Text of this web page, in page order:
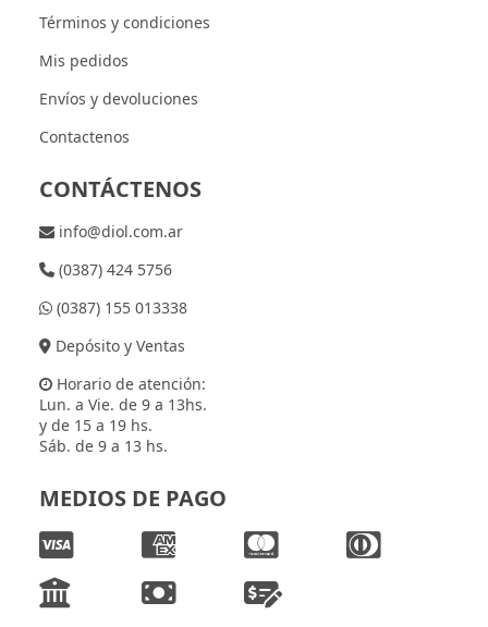
Términos y condiciones
Mis pedidos
Envíos y devoluciones
Contactenos
CONTÁCTENOS
info@diol.com.ar
(0387) 424 5756
(0387) 155 013338
Depósito y Ventas
Horario de atención:
Lun. a Vie. de 9 a 13hs.
y de 15 a 19 hs.
Sáb. de 9 a 13 hs.
MEDIOS DE PAGO